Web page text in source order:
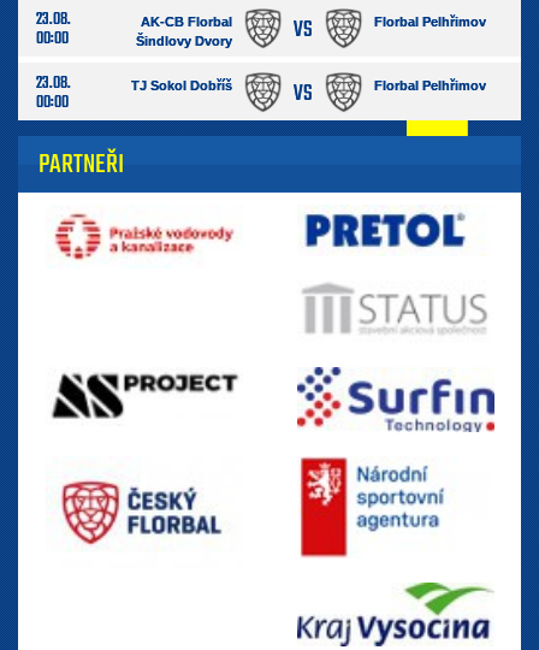
23.08.
00:00
AK-CB Florbal
Šindlovy Dvory
VS Florbal Pelhřimov
23.08.
00:00
TJ Sokol Dobříš VS Florbal Pelhřimov
PARTNEŘI